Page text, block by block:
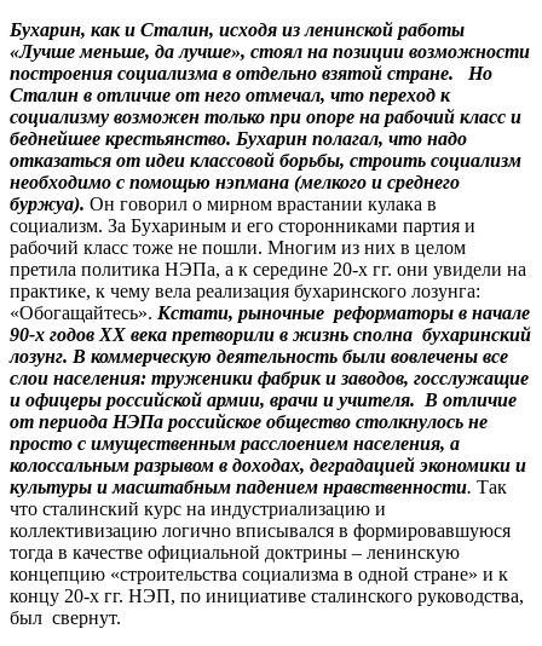
Бухарин, как и Сталин, исходя из ленинской работы
«Лучше меньше, да лучше», стоял на позиции возможности
построения социализма в отдельно взятой стране. Но
Сталин в отличие от него отмечал, что переход к
социализму возможен только при опоре на рабочий класс и
беднейшее крестьянство. Бухарин полагал, что надо
отказаться от идеи классовой борьбы, строить социализм
необходимо с помощью нэпмана (мелкого и среднего
буржуа). Он говорил о мирном врастании кулака в
социализм. За Бухариным и его сторонниками партия и
рабочий класс тоже не пошли. Многим из них в целом
претила политика НЭПа, а к середине 20-х гг. они увидели на
практике, к чему вела реализация бухаринского лозунга:
«Обогащайтесь». Кстати, рыночные реформаторы в начале
90-х годов ХХ века претворили в жизнь сполна бухаринский
лозунг. В коммерческую деятельность были вовлечены все
слои населения: труженики фабрик и заводов, госслужащие
и офицеры российской армии, врачи и учителя. В отличие
от периода НЭПа российское общество столкнулось не
просто с имущественным расслоением населения, а
колоссальным разрывом в доходах, деградацией экономики и
культуры и масштабным падением нравственности. Так
что сталинский курс на индустриализацию и
коллективизацию логично вписывался в формировавшуюся
тогда в качестве официальной доктрины – ленинскую
концепцию «строительства социализма в одной стране» и к
концу 20-х гг. НЭП, по инициативе сталинского руководства,
был свернут.